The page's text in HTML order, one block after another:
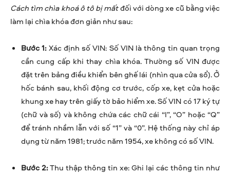
Cách tìm chìa khoá ô tô bị mấtđối với dòng xe cũ bằng việc
làm lại chìa khóa đơn giản như sau:
Bước 1:Xác định số VIN: Số VIN là thông tin quan trọng
cần cung cấp khi thay chìa khóa. Thường số VIN được
đặt trên bảng điều khiển bên ghế lái (nhìn qua cửa sổ). Ở
hốc bánh sau, khối động cơ trước, cốp xe, kẹt cửa hoặc
khung xe hay trên giấy tờ bảo hiểm xe. Số VIN có 17 ký tự
(chữ và số) và không chứa các chữ cái “I”, “O” hoặc “Q”
để tránh nhầm lẫn với số “1” và “0”. Hệ thống này chỉ áp
dụng từ năm 1981; trước năm 1954, xe không có số VIN.
Bước 2:Thu thập thông tin xe: Ghi lại các thông tin như